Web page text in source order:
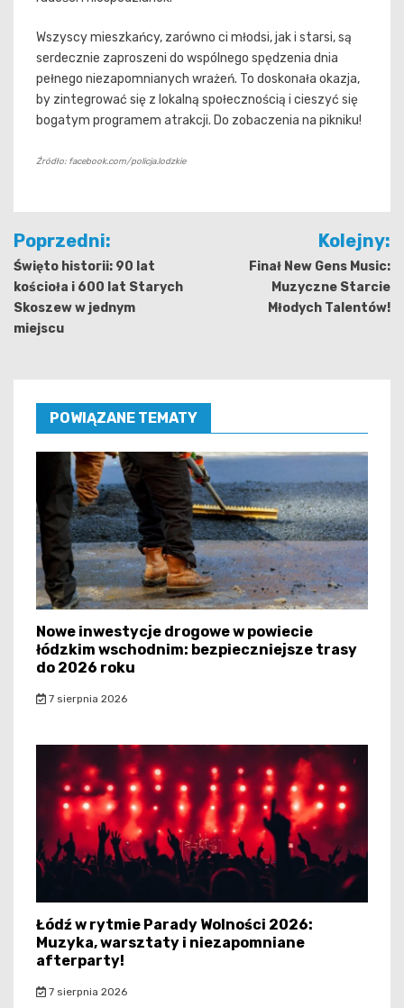
Wszyscy mieszkańcy, zarówno ci młodsi, jak i starsi, są
serdecznie zaproszeni do wspólnego spędzenia dnia
pełnego niezapomnianych wrażeń. To doskonała okazja,
by zintegrować się z lokalną społecznością i cieszyć się
bogatym programem atrakcji. Do zobaczenia na pikniku!
Źródło: facebook.com/policja.lodzkie
Nawigacja
wpisu
Poprzedni:
Święto historii: 90 lat
kościoła i 600 lat Starych
Skoszew w jednym
miejscu
Kolejny:
Finał New Gens Music:
Muzyczne Starcie
Młodych Talentów!
POWIĄZANE TEMATY
Nowe inwestycje drogowe w powiecie
łódzkim wschodnim: bezpieczniejsze trasy
do 2026 roku
7 sierpnia 2026
Łódź w rytmie Parady Wolności 2026:
Muzyka, warsztaty i niezapomniane
afterparty!
7 sierpnia 2026